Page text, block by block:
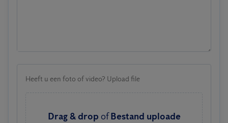
Heeft u een foto of video? Upload file
Drag & drop of Bestand uploade